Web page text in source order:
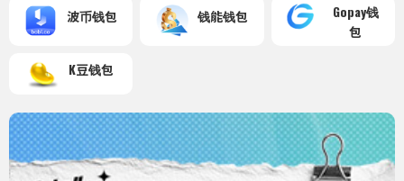
波币钱包 钱能钱包
Gopay钱
包
K豆钱包